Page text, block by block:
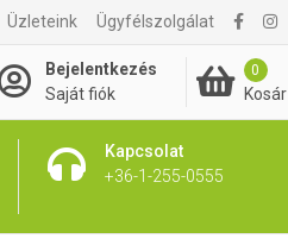
Üzleteink Ügyfélszolgálat
Bejelentkezés
Saját fiók
0
Kosár
Kapcsolat
+36-1-255-0555
2 395 Ft Kosárba rakom